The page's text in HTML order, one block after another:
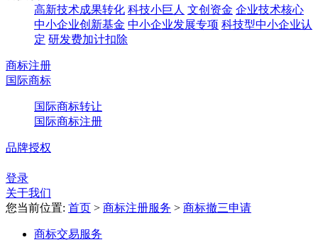
高新技术成果转化 科技小巨人 文创资金 企业技术核心
中小企业创新基金 中小企业发展专项 科技型中小企业认
定 研发费加计扣除
商标注册
国际商标
国际商标转让
国际商标注册
品牌授权
登录
关于我们
您当前位置: 首页 > 商标注册服务 > 商标撤三申请
商标交易服务